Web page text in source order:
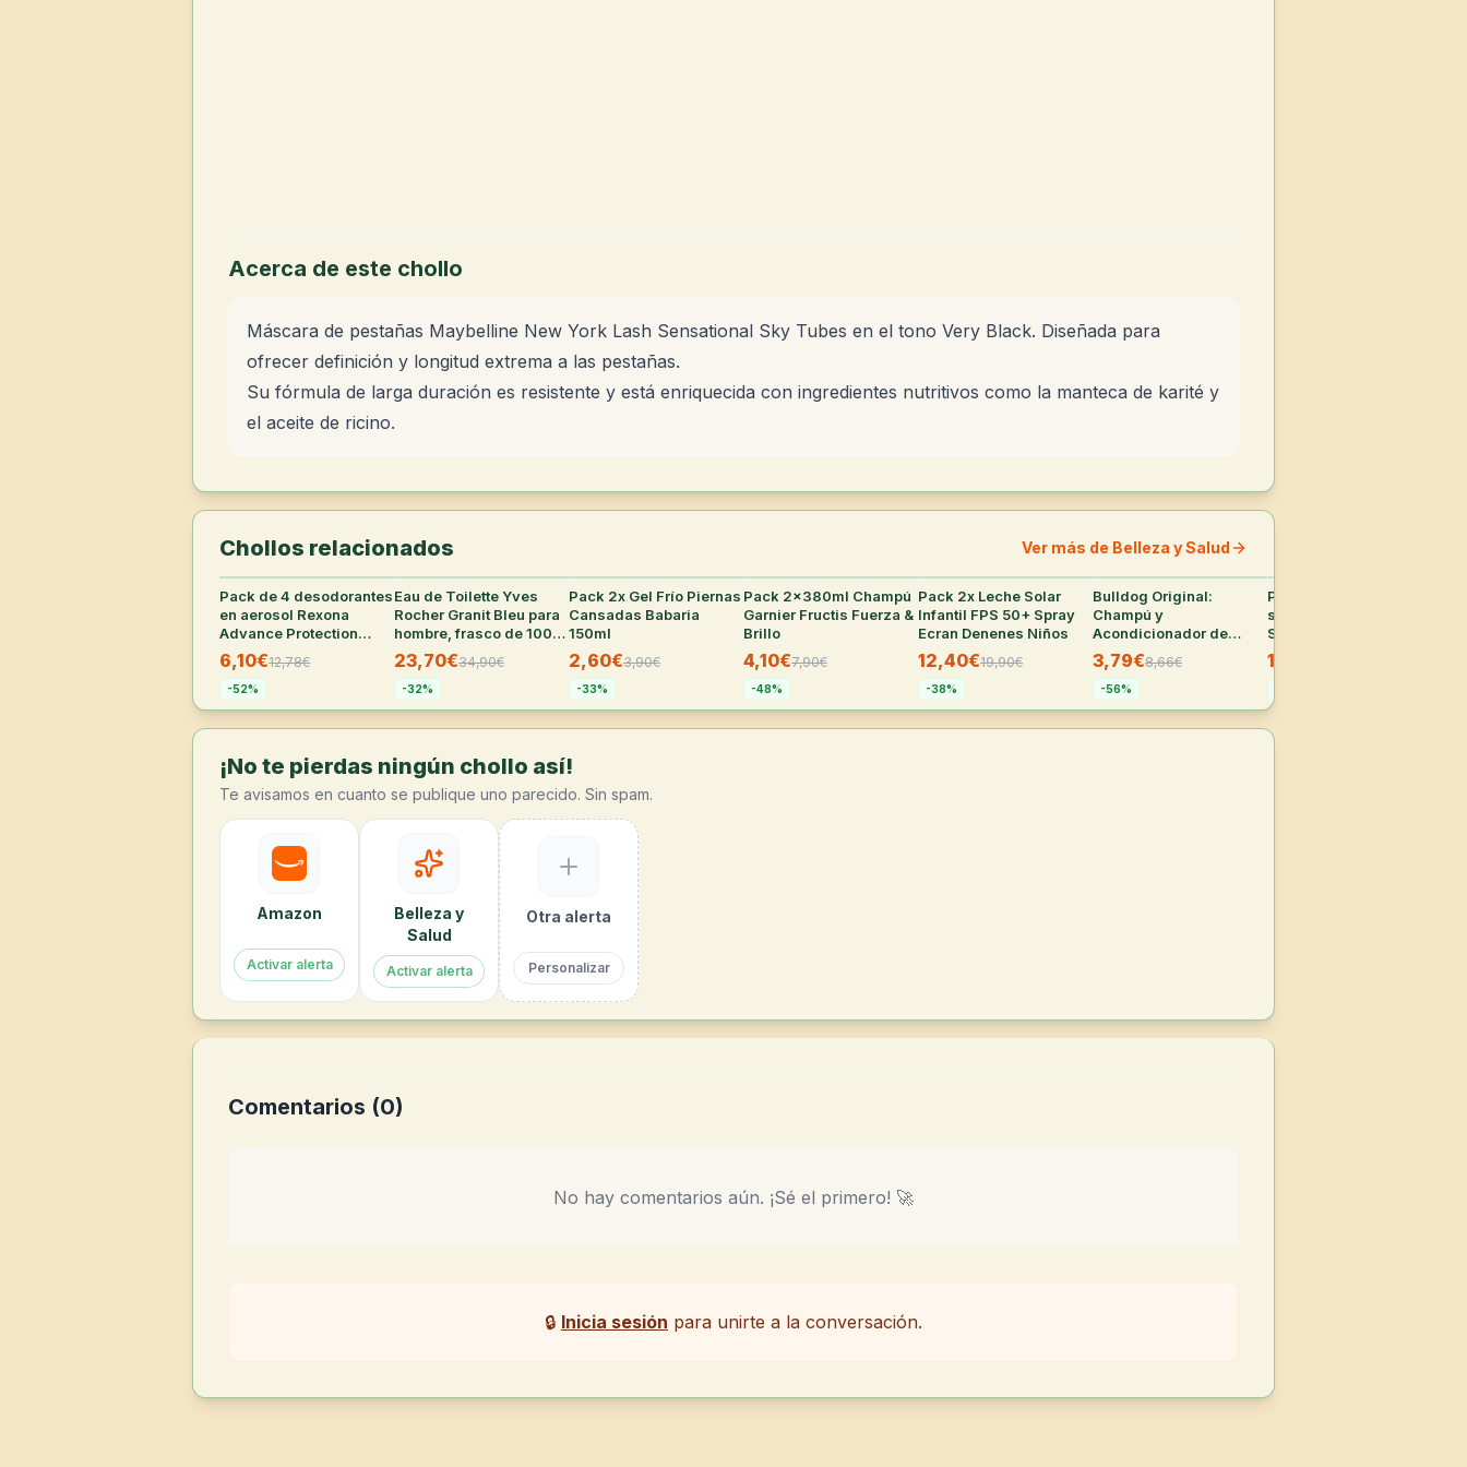
Acerca de este chollo
Máscara de pestañas Maybelline New York Lash Sensational Sky Tubes en el tono Very Black. Diseñada para
ofrecer definición y longitud extrema a las pestañas.
Su fórmula de larga duración es resistente y está enriquecida con ingredientes nutritivos como la manteca de karité y
el aceite de ricino.
Chollos relacionados Ver más de Belleza y Salud
29°
Pack de 4 desodorantes
en aerosol Rexona
Advance Protection
Cotton Dry para mujer,
200 ml
6,10€12,78€
-52%
27
Eau de Toilette Yves
Rocher Granit Bleu para
hombre, frasco de 100
ml
23,70€34,90€
-32%
21°
Pack 2x Gel Frío Piernas
Cansadas Babaria
150ml
2,60€3,90€
-33%
32°
Pack 2x380ml Champú
Garnier Fructis Fuerza &
Brillo
4,10€7,90€
-48%
32
Pack 2x Leche Solar
Infantil FPS 50+ Spray
Ecran Denenes Niños
12,40€19,90€
-38%
Bulldog Original:
Champú y
Acondicionador de
Barba 2 en 1 (200 ml)
3,79€8,66€
-56%
Pack de 2 sprays
solares Garnier Delial
Sensitive Advanced
FPS50+ de 270ml
14€
¡No te pierdas ningún chollo así!
Te avisamos en cuanto se publique uno parecido. Sin spam.
Amazon
Activar alerta
Belleza y
Salud
Activar alerta
Otra alerta
Personalizar
Comentarios (0)
No hay comentarios aún. ¡Sé el primero! 🚀
🔒 Inicia sesión para unirte a la conversación.